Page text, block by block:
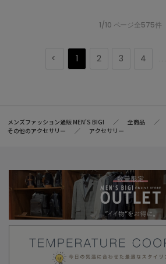
1/10 ページ全575件
1 2 3 4 ...
メンズファッション通販 MEN'S BIGI 全商品
その他のアクセサリー
アクセサリー